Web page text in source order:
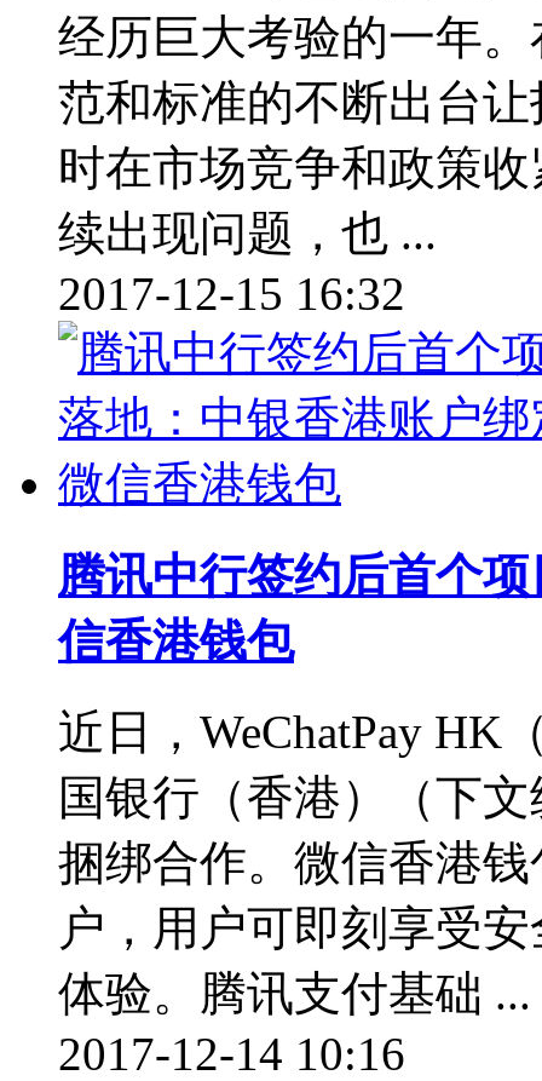
经历巨大考验的一年
范和标准的不断出台
时在市场竞争和政策
续出现问题，也 ...
2017-12-15 16:32
腾讯中行签约后首个
信香港钱包
近日，WeChatPay HK
国银行（香港）（下
捆绑合作。微信香港
户，用户可即刻享受
体验。腾讯支付基础 ...
2017-12-14 10:16